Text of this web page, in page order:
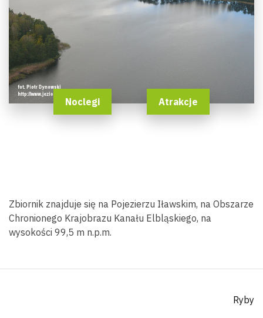
Noclegi Atrakcje
Zbiornik znajduje się na Pojezierzu Iławskim, na Obszarze
Chronionego Krajobrazu Kanału Elbląskiego, na
wysokości 99,5 m n.p.m.
Ryby